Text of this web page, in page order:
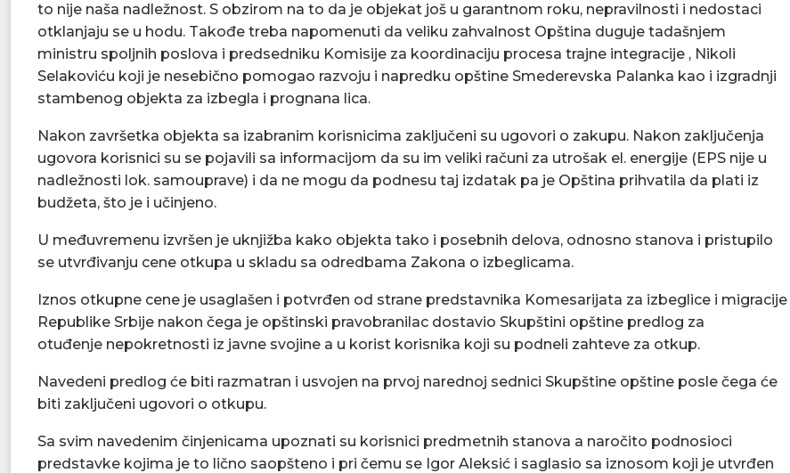
to nije naša nadležnost. S obzirom na to da je objekat još u garantnom roku, nepravilnosti i nedostaci
otklanjaju se u hodu. Takođe treba napomenuti da veliku zahvalnost Opština duguje tadašnjem
ministru spoljnih poslova i predsedniku Komisije za koordinaciju procesa trajne integracije , Nikoli
Selakoviću koji je nesebično pomogao razvoju i napredku opštine Smederevska Palanka kao i izgradnji
stambenog objekta za izbegla i prognana lica.
Nakon završetka objekta sa izabranim korisnicima zaključeni su ugovori o zakupu. Nakon zaključenja
ugovora korisnici su se pojavili sa informacijom da su im veliki računi za utrošak el. energije (EPS nije u
nadležnosti lok. samouprave) i da ne mogu da podnesu taj izdatak pa je Opština prihvatila da plati iz
budžeta, što je i učinjeno.
U međuvremenu izvršen je uknjižba kako objekta tako i posebnih delova, odnosno stanova i pristupilo
se utvrđivanju cene otkupa u skladu sa odredbama Zakona o izbeglicama.
Iznos otkupne cene je usaglašen i potvrđen od strane predstavnika Komesarijata za izbeglice i migracije
Republike Srbije nakon čega je opštinski pravobranilac dostavio Skupštini opštine predlog za
otuđenje nepokretnosti iz javne svojine a u korist korisnika koji su podneli zahteve za otkup.
Navedeni predlog će biti razmatran i usvojen na prvoj narednoj sednici Skupštine opštine posle čega će
biti zaključeni ugovori o otkupu.
Sa svim navedenim činjenicama upoznati su korisnici predmetnih stanova a naročito podnosioci
predstavke kojima je to lično saopšteno i pri čemu se Igor Aleksić i saglasio sa iznosom koji je utvrđen